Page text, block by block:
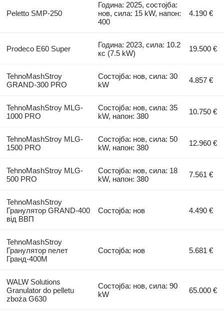
Peletto SMP-250
Година: 2025, состојба:
нов, сила: 15 kW, напон:
400
4.190 €
Prodeco E60 Super
Година: 2023, сила: 10.2
кс (7.5 kW)
19.500 €
TehnoMashStroy
GRAND-300 PRO
Состојба: нов, сила: 30
kW
4.857 €
TehnoMashStroy MLG-
1000 PRO
Состојба: нов, сила: 35
kW, напон: 380
10.750 €
TehnoMashStroy MLG-
1500 PRO
Состојба: нов, сила: 50
kW, напон: 380
12.960 €
TehnoMashStroy MLG-
500 PRO
Состојба: нов, сила: 18
kW, напон: 380
7.561 €
TehnoMashStroy
Гранулятор GRAND-400
від ВВП
Состојба: нов 4.490 €
TehnoMashStroy
Гранулятор пелет
Гранд-400М
Состојба: нов 5.681 €
WALW Solutions
Granulator do pelletu
zboża G630
Состојба: нов, сила: 90
kW
65.000 €